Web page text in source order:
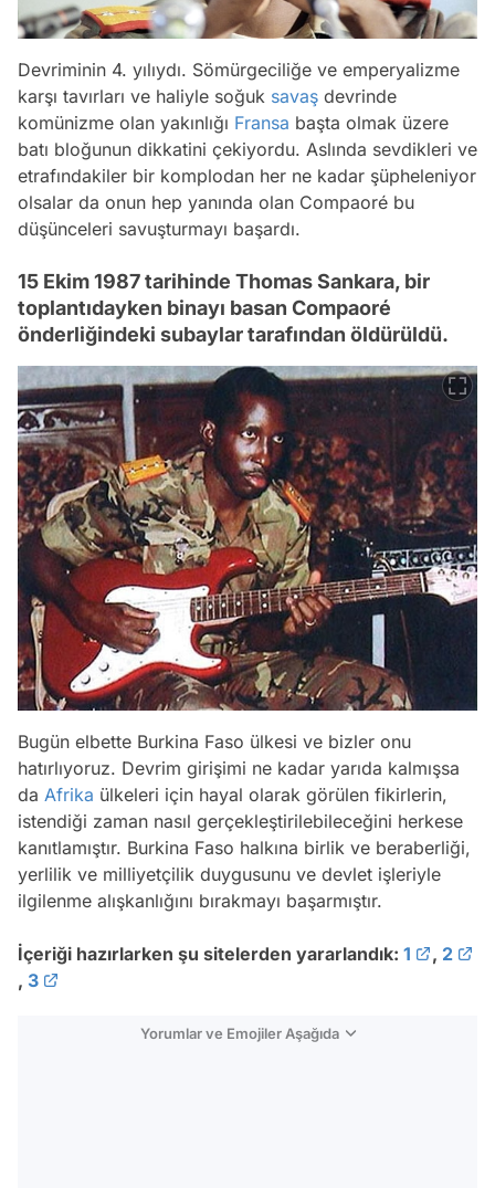
Devriminin 4. yılıydı. Sömürgeciliğe ve emperyalizme
karşı tavırları ve haliyle soğuk savaş devrinde
komünizme olan yakınlığı Fransa başta olmak üzere
batı bloğunun dikkatini çekiyordu. Aslında sevdikleri ve
etrafındakiler bir komplodan her ne kadar şüpheleniyor
olsalar da onun hep yanında olan Compaoré bu
düşünceleri savuşturmayı başardı.
15 Ekim 1987 tarihinde Thomas Sankara, bir
toplantıdayken binayı basan Compaoré
önderliğindeki subaylar tarafından öldürüldü.
Bugün elbette Burkina Faso ülkesi ve bizler onu
hatırlıyoruz. Devrim girişimi ne kadar yarıda kalmışsa
da Afrika ülkeleri için hayal olarak görülen fikirlerin,
istendiği zaman nasıl gerçekleştirilebileceğini herkese
kanıtlamıştır. Burkina Faso halkına birlik ve beraberliği,
yerlilik ve milliyetçilik duygusunu ve devlet işleriyle
ilgilenme alışkanlığını bırakmayı başarmıştır.
İçeriği hazırlarken şu sitelerden yararlandık: 1 , 2
, 3
Yorumlar ve Emojiler Aşağıda